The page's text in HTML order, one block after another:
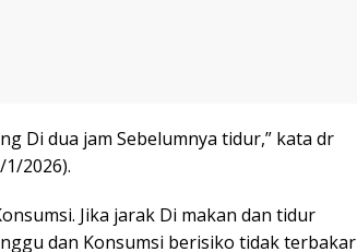
Di dua jam Sebelumnya tidur,” kata dr
2026).
Jika jarak Di makan dan tidur
dan Konsumsi berisiko tidak terbakar